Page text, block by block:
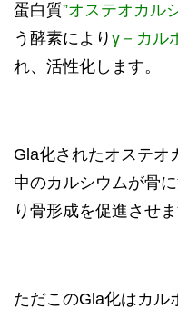
蛋白質”オステオカル
う酵素により γ－カル
れ、活性化します。
Gla化されたオステオ
中のカルシウムが骨
り骨形成を促進させま
ただこのGla化はカル